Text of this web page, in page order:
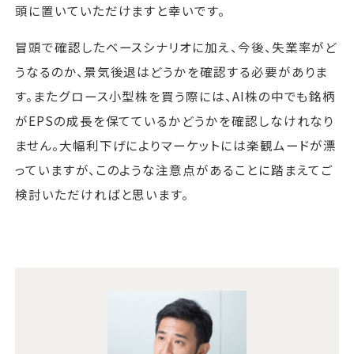
頭に置いていただけますと幸いです。
冒頭で確認したベースシナリオに加え、今後、失業率がど
うなるのか、景気後退はどうかを確認する必要がありま
す。またグロース小型株を買う際には、AI株の中でも銘柄
がEPSの成長を保てているかどうかを確認しなけれなり
ません。大幅利下げによりマーケットには楽観ムードが漂
っていますが、このような注意点があることに踏まえてご
検討いただければと思います。